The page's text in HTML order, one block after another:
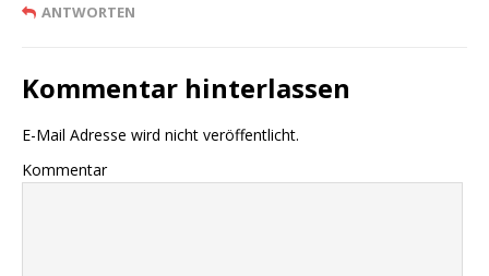
ANTWORTEN
Kommentar hinterlassen
E-Mail Adresse wird nicht veröffentlicht.
Kommentar